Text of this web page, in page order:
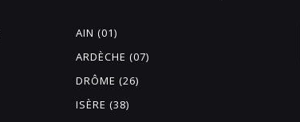
AIN (01)
ARDÈCHE (07)
DRÔME (26)
ISÈRE (38)